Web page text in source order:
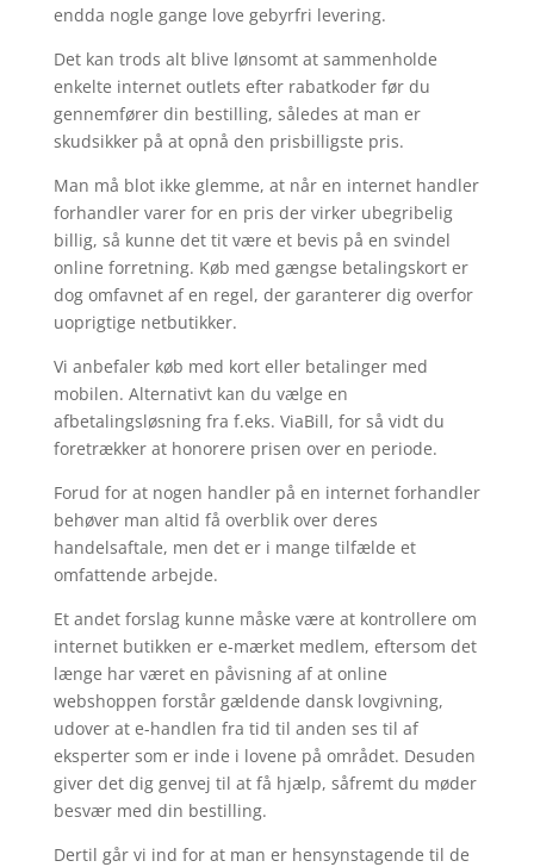
endda nogle gange love gebyrfri levering.
Det kan trods alt blive lønsomt at sammenholde
enkelte internet outlets efter rabatkoder før du
gennemfører din bestilling, således at man er
skudsikker på at opnå den prisbilligste pris.
Man må blot ikke glemme, at når en internet handler
forhandler varer for en pris der virker ubegribelig
billig, så kunne det tit være et bevis på en svindel
online forretning. Køb med gængse betalingskort er
dog omfavnet af en regel, der garanterer dig overfor
uoprigtige netbutikker.
Vi anbefaler køb med kort eller betalinger med
mobilen. Alternativt kan du vælge en
afbetalingsløsning fra f.eks. ViaBill, for så vidt du
foretrækker at honorere prisen over en periode.
Forud for at nogen handler på en internet forhandler
behøver man altid få overblik over deres
handelsaftale, men det er i mange tilfælde et
omfattende arbejde.
Et andet forslag kunne måske være at kontrollere om
internet butikken er e-mærket medlem, eftersom det
længe har været en påvisning af at online
webshoppen forstår gældende dansk lovgivning,
udover at e-handlen fra tid til anden ses til af
eksperter som er inde i lovene på området. Desuden
giver det dig genvej til at få hjælp, såfremt du møder
besvær med din bestilling.
Dertil går vi ind for at man er hensynstagende til de